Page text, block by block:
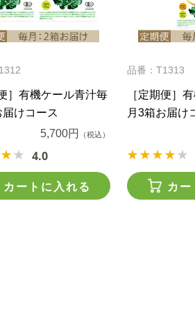
］有機ケール青汁毎
届けコース
5,700円
（税込）
4.0
カートに入れる
品番：T1313
［定期便］
月3箱お届け
カー